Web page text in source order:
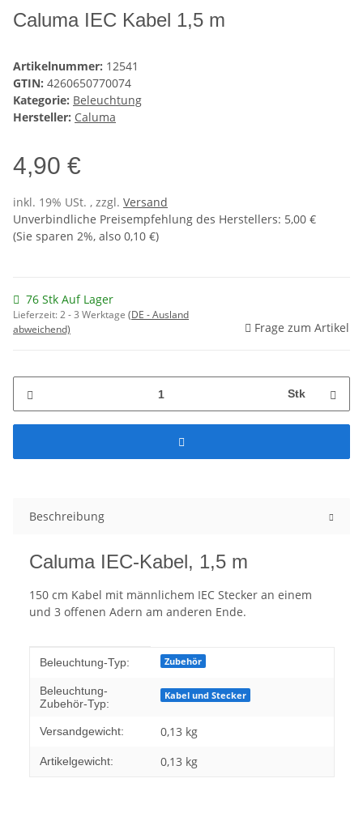
Caluma IEC Kabel 1,5 m
Artikelnummer: 12541
GTIN: 4260650770074
Kategorie: Beleuchtung
Hersteller: Caluma
4,90 €
inkl. 19% USt. , zzgl. Versand
Unverbindliche Preisempfehlung des Herstellers: 5,00 €
(Sie sparen 2%, also 0,10 €)
76 Stk Auf Lager
Lieferzeit:2 - 3 Werktage (DE - Ausland
abweichend)
Frage zum Artikel
Stk
Beschreibung
Caluma IEC-Kabel, 1,5 m
150 cm Kabel mit männlichem IEC Stecker an einem
und 3 offenen Adern am anderen Ende.
Produkteigenschaft
Wert
Beleuchtung-Typ: Zubehör
Beleuchtung-
Zubehör-Typ:
Kabel und Stecker
Versandgewicht: 0,13 kg
Artikelgewicht: 0,13 kg